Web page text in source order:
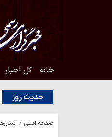
خانه کل اخبار
حدیث روز
حدیث روز | راه
صفحه اصلی استان‌ها